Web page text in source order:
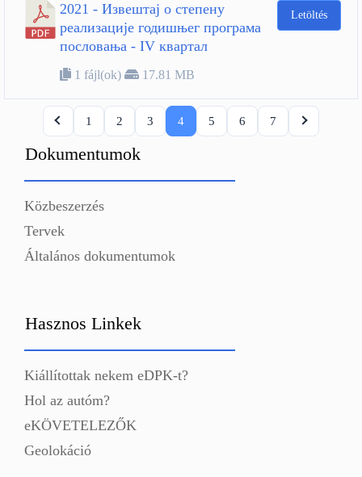
2021 - Извештај о степену
реализације годишњег програма
пословања - IV квартал
1 fájl(ok) 17.81 MB
Letöltés
1 2 3 4 5 6 7
Dokumentumok
Közbeszerzés
Tervek
Általános dokumentumok
Hasznos Linkek
Kiállítottak nekem eDPK-t?
Hol az autóm?
eKÖVETELEZŐK
Geolokáció